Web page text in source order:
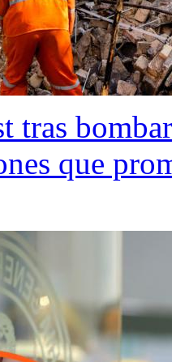
tras
que